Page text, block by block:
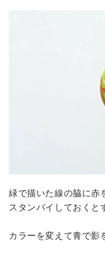
緑で描いた線の脇に赤
スタンバイしておくと
カラーを変えて青で影